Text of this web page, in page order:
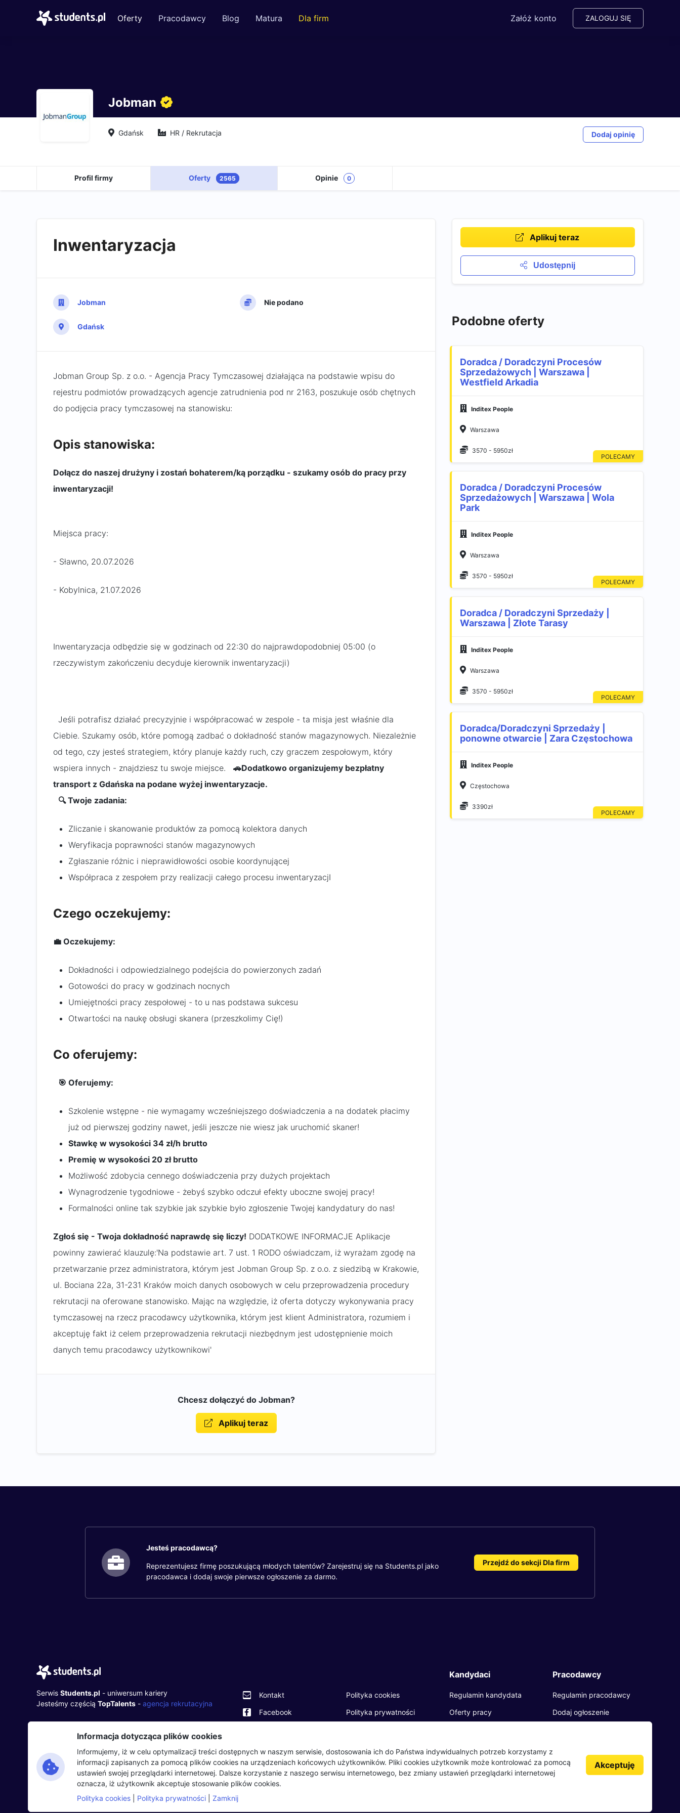
Oferty Pracodawcy Blog Matura Dla firm Załóż konto ZALOGUJ SIĘ
Jobman
Gdańsk HR / Rekrutacja Dodaj opinię
Profil firmy Oferty 2565 Opinie 0
Inwentaryzacja
Jobman
Gdańsk
Nie podano
Jobman Group Sp. z o.o. - Agencja Pracy Tymczasowej działająca na podstawie wpisu do
rejestru podmiotów prowadzących agencje zatrudnienia pod nr 2163, poszukuje osób chętnych
do podjęcia pracy tymczasowej na stanowisku:
Opis stanowiska:
Dołącz do naszej drużyny i zostań bohaterem/ką porządku - szukamy osób do pracy przy
inwentaryzacji!
Miejsca pracy:
- Sławno, 20.07.2026
- Kobylnica, 21.07.2026
Inwentaryzacja odbędzie się w godzinach od 22:30 do najprawdopodobniej 05:00 (o
rzeczywistym zakończeniu decyduje kierownik inwentaryzacji)
Jeśli potrafisz działać precyzyjnie i współpracować w zespole - ta misja jest właśnie dla
Ciebie. Szukamy osób, które pomogą zadbać o dokładność stanów magazynowych. Niezależnie
od tego, czy jesteś strategiem, który planuje każdy ruch, czy graczem zespołowym, który
wspiera innych - znajdziesz tu swoje miejsce. 🚗Dodatkowo organizujemy bezpłatny
transport z Gdańska na podane wyżej inwentaryzacje.​
🔍 Twoje zadania:
Zliczanie i skanowanie produktów za pomocą kolektora danych
Weryfikacja poprawności stanów magazynowych
Zgłaszanie różnic i nieprawidłowości osobie koordynującej
Współpraca z zespołem przy realizacji całego procesu inwentaryzacjI
Czego oczekujemy:
💼 Oczekujemy:
Dokładności i odpowiedzialnego podejścia do powierzonych zadań
Gotowości do pracy w godzinach nocnych
Umiejętności pracy zespołowej - to u nas podstawa sukcesu
Otwartości na naukę obsługi skanera (przeszkolimy Cię!)
Co oferujemy:
🎯 Oferujemy:
Szkolenie wstępne - nie wymagamy wcześniejszego doświadczenia a na dodatek płacimy
już od pierwszej godziny nawet, jeśli jeszcze nie wiesz jak uruchomić skaner!
Stawkę w wysokości 34 zł/h brutto
Premię w wysokości 20 zł brutto
Możliwość zdobycia cennego doświadczenia przy dużych projektach
Wynagrodzenie tygodniowe - żebyś szybko odczuł efekty uboczne swojej pracy!
Formalności online tak szybkie jak szybkie było zgłoszenie Twojej kandydatury do nas!
Zgłoś się - Twoja dokładność naprawdę się liczy! DODATKOWE INFORMACJE Aplikacje
powinny zawierać klauzulę:'Na podstawie art. 7 ust. 1 RODO oświadczam, iż wyrażam zgodę na
przetwarzanie przez administratora, którym jest Jobman Group Sp. z o.o. z siedzibą w Krakowie,
ul. Bociana 22a, 31-231 Kraków moich danych osobowych w celu przeprowadzenia procedury
rekrutacji na oferowane stanowisko. Mając na względzie, iż oferta dotyczy wykonywania pracy
tymczasowej na rzecz pracodawcy użytkownika, którym jest klient Administratora, rozumiem i
akceptuję fakt iż celem przeprowadzenia rekrutacji niezbędnym jest udostępnienie moich
danych temu pracodawcy użytkownikowi'
Chcesz dołączyć do Jobman?
Aplikuj teraz
Aplikuj teraz
Udostępnij
Podobne oferty
Doradca / Doradczyni Procesów
Sprzedażowych | Warszawa |
Westfield Arkadia
Inditex People
Warszawa
3570 - 5950zł
Doradca / Doradczyni Procesów
Sprzedażowych | Warszawa | Wola
Park
Inditex People
Warszawa
3570 - 5950zł
Doradca / Doradczyni Sprzedaży |
Warszawa | Złote Tarasy
Inditex People
Warszawa
3570 - 5950zł
Doradca/Doradczyni Sprzedaży |
ponowne otwarcie | Zara Częstochowa
Inditex People
Częstochowa
3390zł
Jesteś pracodawcą?
Reprezentujesz firmę poszukującą młodych talentów? Zarejestruj się na Students.pl jako
pracodawca i dodaj swoje pierwsze ogłoszenie za darmo.
Przejdź do sekcji Dla firm
Serwis Students.pl - uniwersum kariery
Jesteśmy częścią TopTalents - agencja rekrutacyjna
ul. Twarda 18, 00-105 Warszawa
+48 518 637 436
NIP: 9452235137
Kontakt
Facebook
Polityka cookies
Polityka prywatności
Kandydaci
Regulamin kandydata
Oferty pracy
Blog
Pracodawcy
Regulamin pracodawcy
Dodaj ogłoszenie
Informacja dotycząca plików cookies
Informujemy, iż w celu optymalizacji treści dostępnych w naszym serwisie, dostosowania ich do Państwa indywidualnych potrzeb korzystamy z
informacji zapisanych za pomocą plików cookies na urządzeniach końcowych użytkowników. Pliki cookies użytkownik może kontrolować za pomocą
ustawień swojej przeglądarki internetowej. Dalsze korzystanie z naszego serwisu internetowego, bez zmiany ustawień przeglądarki internetowej
oznacza, iż użytkownik akceptuje stosowanie plików cookies.
Polityka cookies
Polityka prywatności Zamknij
Akceptuję